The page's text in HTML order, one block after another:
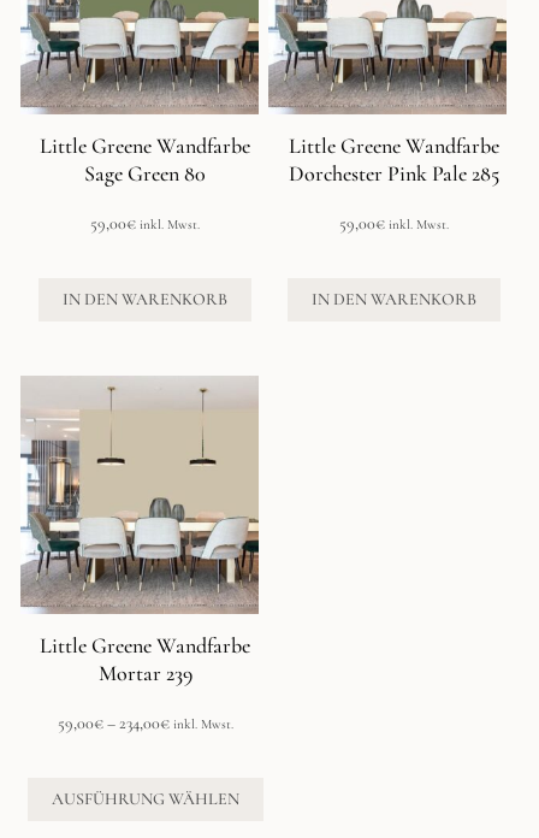
Little Greene Wandfarbe
Sage Green 80
59,00€ inkl. Mwst.
IN DEN WARENKORB
Little Greene Wandfarbe
Dorchester Pink Pale 285
59,00€ inkl. Mwst.
IN DEN WARENKORB
Little Greene Wandfarbe
Mortar 239
59,00€–234,00€Preisspanne:
234,00€
inkl. Mwst.
AUSFÜHRUNG WÄHLEN
mehrere
auf.
Optionen
können
auf
der
gewählt
werden